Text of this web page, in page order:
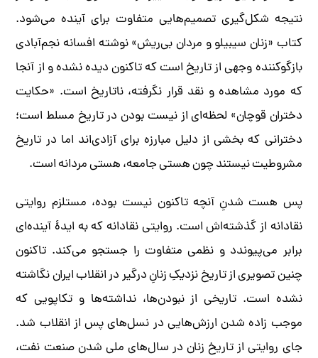
نتیجه شکل‌گیری تصمیم‌هایی متفاوت برای آینده می‌شود.
کتاب «زنان سیبیلو و مردان بی‌ریش» نوشته افسانه نجم‌آبادی
بازگوکننده وجهی از تاریخ است که تاکنون دیده نشده و از آنجا
که مورد مشاهده و نقد قرار نگرفته، ناتاریخ است. «حکایت
دختران قوچان» لحظه‌ای از نیست بودن در تاریخ مسلط است؛
دخترانی که بخشی از دلیل مبارزه برای آزادی‌اند اما در تاریخ
مشروطیت نیستند چون هستی جامعه، هستی مردانه است.
پس هست شدنِ آنچه تاکنون نیست بوده، مستلزم روایتی
نقادانه از گذشته‌اش است. روایتی نقادانه که به ایدۀ آینده‌ای
برابر می‌پیوندد و نظمی متفاوت را جستجو می‌کند. تاکنون
چنین تصویری از تاریخ نزدیکِ زنانِ درگیر در انقلاب ایران نگاشته
نشده است. تاریخی از نبودن‌ها، نداشته‌ها و تکاپویی که
موجب زاده شدن ارزش‌هایی در نسل‌های پس از انقلاب شد.
جای روایتی از تاریخ زنان در سال‌های ملی شدن صنعت نفت،